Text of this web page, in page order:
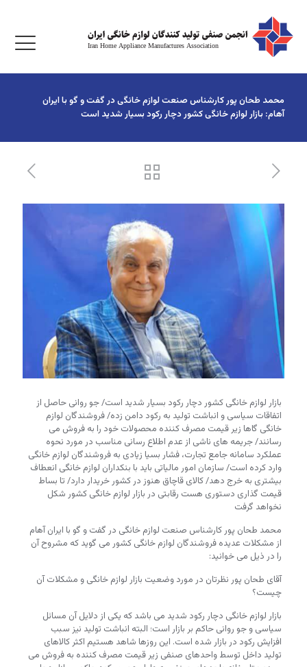
محمد طحان پور کارشناس صنعت لوازم خانگی در گفت و گو با ایران
آهام: بازار لوازم خانگی کشور دچار رکود بسیار شدید است
بازار لوازم خانگی کشور دچار رکود بسیار شدید است/ جو روانی حاصل از
اتفاقات سیاسی و انباشت تولید به رکود دامن زده/ فروشندگان لوازم
خانگی گاها زیر قیمت مصرف کننده محصولات خود را به فروش می
رسانند/ جریمه های ناشی از عدم اطلاع رسانی مناسب در مورد نحوه
عملکرد سامانه جامع تجارت، فشار بسیا زیادی به فروشندگان لوازم خانگی
وارد کرده است/ سازمان امور مالیاتی باید با بنکداران لوازم خانگی انعطاف
بیشتری به خرج دهد/ کالای قاچاق هنوز در کشور خریدار دارد/ تا بساط
قیمت گذاری دستوری هست رقابتی در بازار لوازم خانگی کشور شکل
نخواهد گرفت
محمد طحان پور کارشناس صنعت لوازم خانگی در گفت و گو با ایران آهام
از مشکلات عدیده فروشندگان لوازم خانگی کشور می گوید که مشروح آن
را در ذیل می خوانید:
آقای طحان پور نظرتان در مورد وضعیت بازار لوازم خانگی و مشکلات آن
چیست؟
بازار لوازم خانگی دچار رکود شدید می باشد که یکی از دلایل آن مسائل
سیاسی و جو روانی حاکم بر بازار است؛ البته انباشت تولید نیز سبب
افزایش رکود در بازار شده است. این روزها شاهد هستیم اکثر کالاهای
تولید داخل توسط واحدهای صنفی زیر قیمت مصرف کننده به فروش می